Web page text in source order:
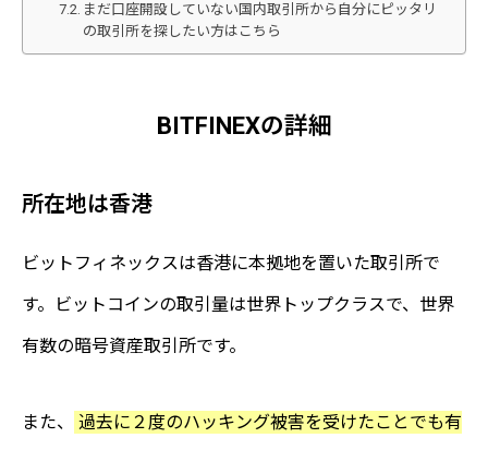
まだ口座開設していない国内取引所から自分にピッタリ
の取引所を探したい方はこちら
BITFINEXの詳細
所在地は香港
ビットフィネックスは香港に本拠地を置いた取引所で
す。ビットコインの取引量は世界トップクラスで、世界
有数の暗号資産取引所です。
また、
過去に２度のハッキング被害を受けたことでも有